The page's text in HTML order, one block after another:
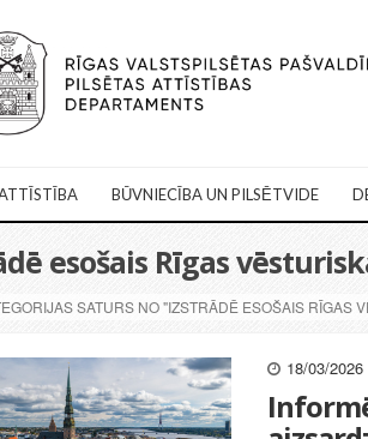
BŪVNIECĪBA UN PILSĒTVIDE
esošais Rīgas
SATURS NO "IZSTRĀDĒ ESOŠAIS RĪGAS
18/03/2026